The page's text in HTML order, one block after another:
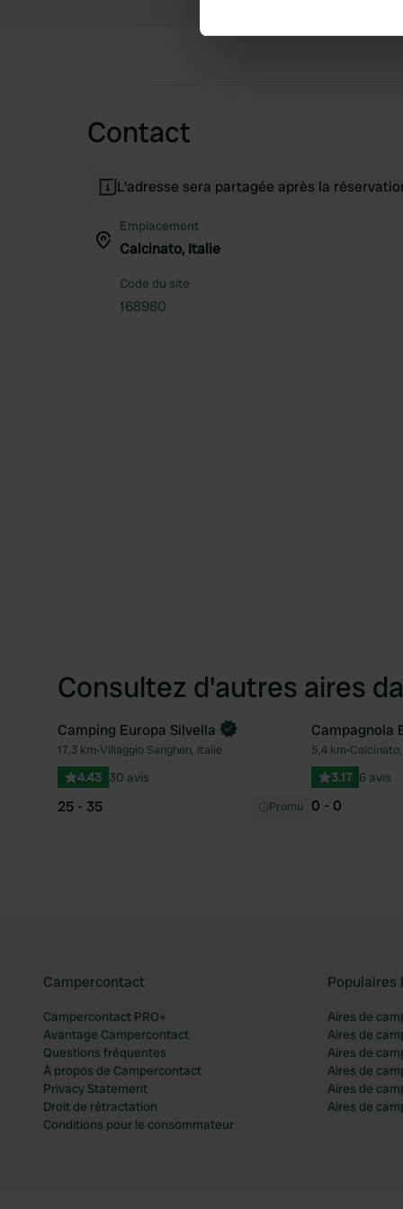
Contact
L'adresse sera partagée après la
Emplacement
Calcinato, Italie
Code du site
168980
Consultez d'autres aires
Préféré
Reserve maintenant
Camping Europa Silvella
17,3 km•Villaggio Sanghen, Italie
4.43 30 avis
25 - 35 Promu
Campagnola
5,4 km•
3.17 6 avis
0 - 0
Campercontact
Campercontact PRO+
Avantage Campercontact
Questions fréquentes
À propos de Campercontact
Privacy Statement
Droit de rétractation
Conditions pour le consommateur
Populaires
Aires de
Aires de
Aires de
Aires de
Aires de
Aires de